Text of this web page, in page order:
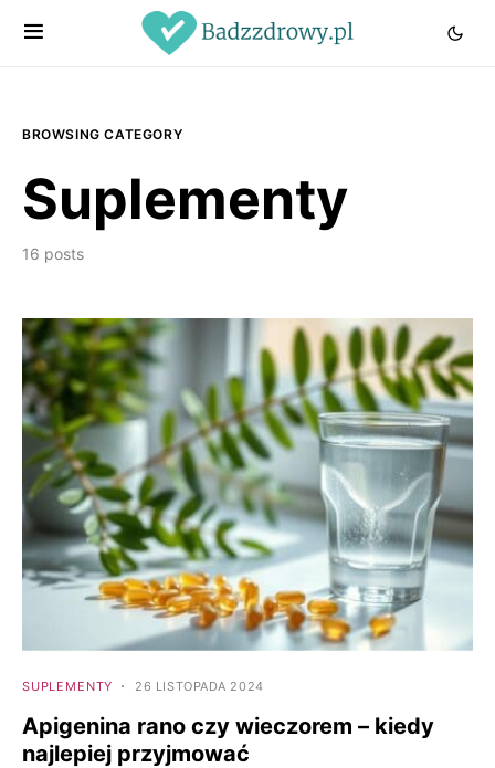
BROWSING CATEGORY
Suplementy
16 posts
SUPLEMENTY 26 LISTOPADA 2024
Apigenina rano czy wieczorem – kiedy
najlepiej przyjmować